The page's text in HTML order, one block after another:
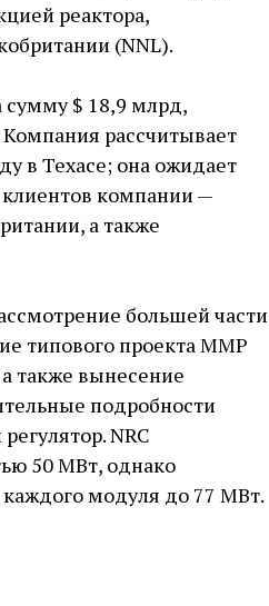
реактора,
(NNL).
сумму $ 18,9 млрд,
рассчитывает
в Техасе; она ожидает
компании —
а также
большей части
типового проекта ММР
также вынесение
подробности
NRC
50 МВт, однако
модуля до 77 МВт.